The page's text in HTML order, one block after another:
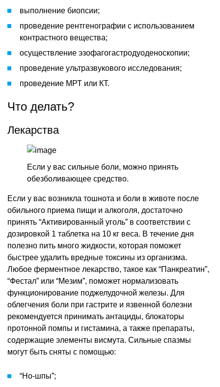
выполнение биопсии;
проведение рентгенографии с использованием
контрастного вещества;
осуществление эзофагогастродуоденоскопии;
проведение ультразвукового исследования;
проведение МРТ или КТ.
Что делать?
Лекарства
Если у вас сильные боли, можно принять
обезболивающее средство.
Если у вас возникла тошнота и боли в животе после
обильного приема пищи и алкоголя, достаточно
принять “Активированный уголь” в соответствии с
дозировкой 1 таблетка на 10 кг веса. В течение дня
полезно пить много жидкости, которая поможет
быстрее удалить вредные токсины из организма.
Любое ферментное лекарство, такое как “Панкреатин”,
“Фестал” или “Мезим”, поможет нормализовать
функционирование поджелудочной железы. Для
облегчения боли при гастрите и язвенной болезни
рекомендуется принимать антациды, блокаторы
протонной помпы и гистамина, а также препараты,
содержащие элементы висмута. Сильные спазмы
могут быть сняты с помощью:
“Но-шпы”;